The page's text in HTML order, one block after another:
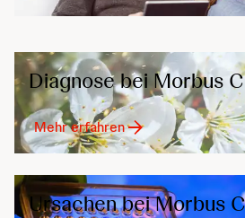
Diagnose bei Morbus
Mehr erfahren
Ursachen bei Morbus